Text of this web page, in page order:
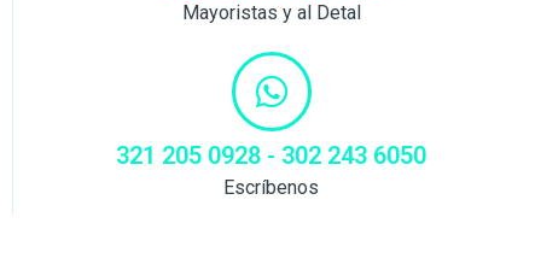
Mayoristas y al Detal
321 205 0928 - 302 243 6050
Escríbenos